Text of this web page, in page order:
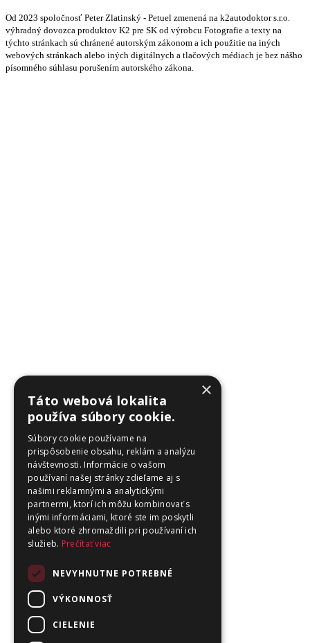
Od 2023 spoločnosť Peter Zlatinský - Petuel zmenená na k2autodoktor s.r.o.
výhradný dovozca produktov K2 pre SK od výrobcu Fotografie a texty na
týchto stránkach sú chránené autorským zákonom a ich použitie na iných
webových stránkach alebo iných digitálnych a tlačových médiach je bez nášho
písomného súhlasu porušením autorského zákona.
×
Táto webová lokalita
používa súbory cookie.
Súbory cookie používame na
prispôsobenie obsahu, reklám a analýzu
návštevnosti. Informácie o vašom
používaní našej stránky zdieľame aj s
našimi reklamnými a analytickými
partnermi, ktorí ich môžu kombinovať s
inými informáciami, ktoré ste im poskytli
alebo ktoré zhromaždili pri používaní ich
služieb. Prečítať viac
NEVYHNUTNE POTREBNÉ
VÝKONNOSŤ
CIELENIE